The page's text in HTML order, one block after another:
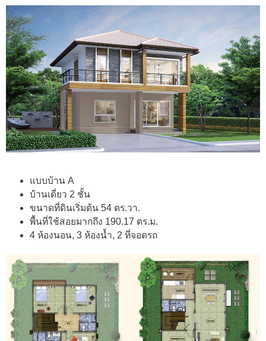
แบบบ้าน A
บ้านเดี่ยว 2 ชั้น
ขนาดที่ดินเริ่มต้น 54 ตร.วา.
พื้นที่ใช้สอยมากถึง 190.17 ตร.ม.
4 ห้องนอน, 3 ห้องน้ำ, 2 ที่จอดรถ